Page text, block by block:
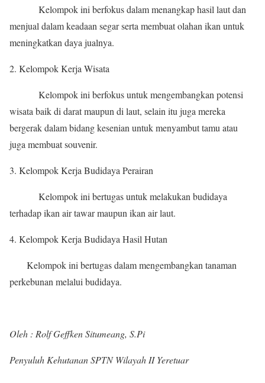
Kelompok ini berfokus dalam menangkap hasil laut dan
menjual dalam keadaan segar serta membuat olahan ikan untuk
meningkatkan daya jualnya.
Kelompok Kerja Wisata
Kelompok ini berfokus untuk mengembangkan potensi
wisata baik di darat maupun di laut, selain itu juga mereka
bergerak dalam bidang kesenian untuk menyambut tamu atau
juga membuat souvenir.
Kelompok Kerja Budidaya Perairan
Kelompok ini bertugas untuk melakukan budidaya
terhadap ikan air tawar maupun ikan air laut.
Kelompok Kerja Budidaya Hasil Hutan
Kelompok ini bertugas dalam mengembangkan tanaman
perkebunan melalui budidaya.
Oleh : Rolf Geffken Situmeang, S.Pi
Penyuluh Kehutanan SPTN Wilayah II Yeretuar